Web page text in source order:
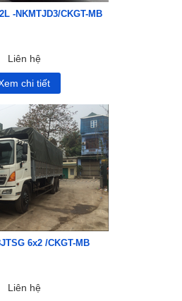
-NKMTJD3/CKGT-MB
Liên hệ
chi tiết
6x2 /CKGT-MB
Liên hệ